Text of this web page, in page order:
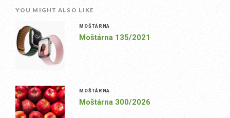
YOU MIGHT ALSO LIKE
MOŠTÁRNA
Moštárna 135/2021
MOŠTÁRNA
Moštárna 300/2026